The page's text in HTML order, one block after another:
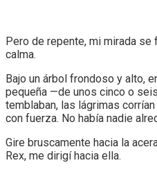
Pero de repente, mi mirada se
calma.
Bajo un árbol frondoso y alto,
pequeña —de unos cinco o
temblaban, las lágrimas
con fuerza. No había nadie
Gire bruscamente hacia la
Rex, me dirigí hacia ella.